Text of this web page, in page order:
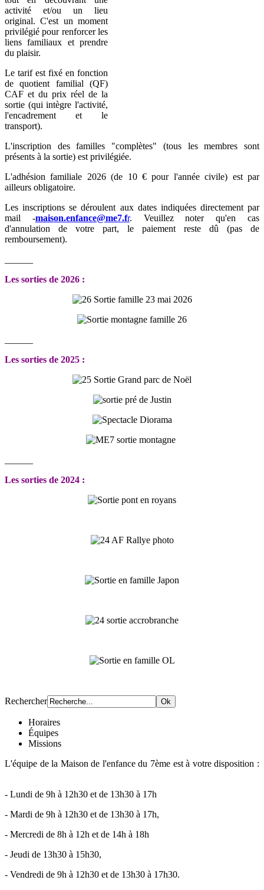
activité et/ou un lieu
original. C'est un moment
privilégié pour renforcer les
liens familiaux et prendre
du plaisir.
Le tarif est fixé en fonction
de quotient familial (QF)
CAF et du prix réel de la
sortie (qui intègre l'activité,
l'encadrement et le
transport).
L'inscription des familles "complètes" (tous les membres sont
présents à la sortie) est privilégiée.
L'adhésion familiale 2026 (de 10 € pour l'année civile) est par
ailleurs obligatoire.
Les inscriptions se déroulent aux dates indiquées directement par
mail -maison.enfance@me7.fr. Veuillez noter qu'en cas
d'annulation de votre part, le paiement reste dû (pas de
remboursement).
Les sorties de 2026 :
Les sorties de 2025 :
Les sorties de 2024 :
Rechercher
Horaires
Équipes
Missions
L'équipe de la Maison de l'enfance du 7ème est à votre disposition :
- Lundi de 9h à 12h30 et de 13h30 à 17h
- Mardi de 9h à 12h30 et de 13h30 à 17h,
- Mercredi de 8h à 12h et de 14h à 18h
- Jeudi de 13h30 à 15h30,
- Vendredi de 9h à 12h30 et de 13h30 à 17h30.